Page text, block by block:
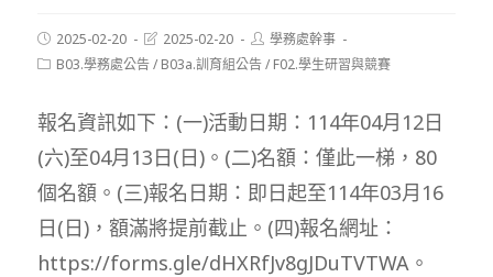
Post
published:
2025-02-20
Post
last
modified:
2025-02-20
Post
author:
學務處幹事
PostB03.學務處公告/ B03a.訓育組公告/ F02.學生研習與競賽
報名資訊如下：(一)活動日期：114年04月12日
(六)至04月13日(日)。(二)名額：僅此一梯，80
個名額。(三)報名日期：即日起至114年03月16
日(日)，額滿將提前截止。(四)報名網址：
https://forms.gle/dHXRfJv8gJDuTVTWA。